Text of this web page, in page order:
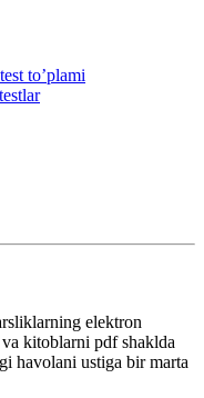
to’plami
elektron
kitoblarni pdf shaklda
havolani ustiga bir marta